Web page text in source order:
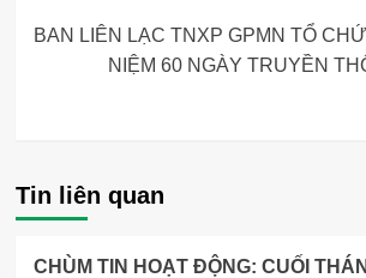
BAN LIÊN LẠC TNXP GPMN TỔ
NIỆM 60 NGÀY TRUYỀN
Tin liên quan
CHÙM TIN HOẠT ĐỘNG: CUỐI